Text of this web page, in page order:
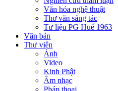
Văn hóa nghệ thuật
Thơ văn sáng tác
Tư liệu PG Huế 1963
Văn bản
Thư viện
Ảnh
Video
Kinh Phật
Âm nhạc
Pháp thoại